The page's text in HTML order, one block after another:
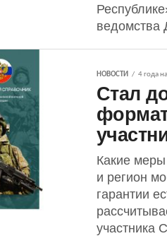
ведомства
НОВОСТИ 4 года
Стал
Какие
и регион
гарантии
участника